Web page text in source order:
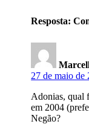
Resposta:
27 de maio de
Adonias, qual
em 2004
Negão?